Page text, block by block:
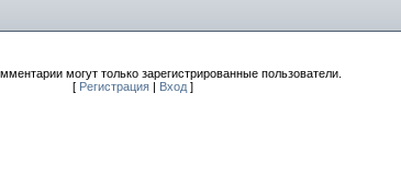
могут только зарегистрированные пользователи.
[ Регистрация | Вход ]